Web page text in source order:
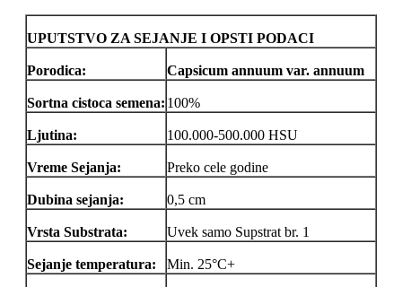
UPUTSTVO ZA SEJANJE I OPSTI PODACI
Porodica: Capsicum annuum var. annuum
Sortna cistoca semena: 100%
Ljutina: 100.000-500.000 HSU
Vreme Sejanja: Preko cele godine
Dubina sejanja: 0,5 cm
Vrsta Substrata: Uvek samo Supstrat br. 1
Sejanje temperatura: Min. 25°C+